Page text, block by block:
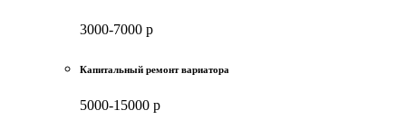
3000-7000 р
Капитальный ремонт вариатора
5000-15000 р